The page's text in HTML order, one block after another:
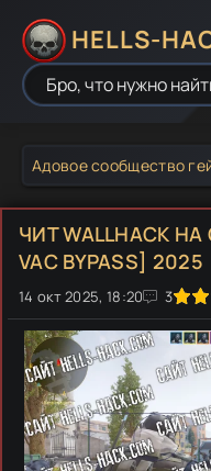
HELLS-
Адовое сообщество
ЧИТ WALLHACK НА
VAC BYPASS] 2025
14 окт 2025, 18:20 3
1 2 3 4 5